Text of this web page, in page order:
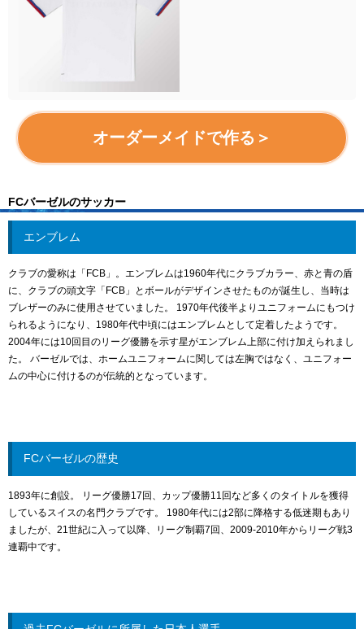
オーダーメイドで作る＞
FCバーゼルのサッカー
エンブレム
クラブの愛称は「FCB」。エンブレムは1960年代にクラブカラー、赤と青の盾
に、クラブの頭文字「FCB」とボールがデザインさせたものが誕生し、当時は
ブレザーのみに使用させていました。 1970年代後半よりユニフォームにもつけ
られるようになり、1980年代中頃にはエンブレムとして定着したようです。
2004年には10回目のリーグ優勝を示す星がエンブレム上部に付け加えられまし
た。 バーゼルでは、ホームユニフォームに関しては左胸ではなく、ユニフォー
ムの中心に付けるのが伝統的となっています。
FCバーゼルの歴史
1893年に創設。 リーグ優勝17回、カップ優勝11回など多くのタイトルを獲得
しているスイスの名門クラブです。 1980年代には2部に降格する低迷期もあり
ましたが、21世紀に入って以降、リーグ制覇7回、2009-2010年からリーグ戦3
連覇中です。